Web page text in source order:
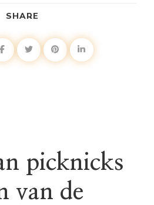
SHARE
picknicks
van de